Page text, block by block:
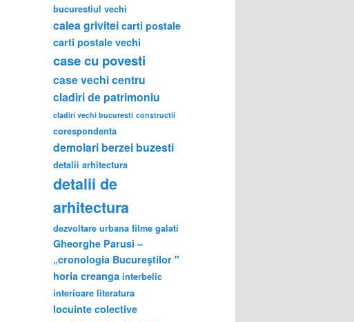
bucurestiul vechi
calea grivitei carti postale
carti postale vechi
case cu povesti
case vechicentru
cladiri de patrimoniu
cladiri vechi bucuresti constructii
corespondenta
demolari berzei buzesti
detalii arhitectura
detalii de
arhitectura
dezvoltare urbana filme galati
Gheorghe Parusi –
„cronologia Bucureştilor "
horia creanga interbelic
interioare literatura
locuinte colective